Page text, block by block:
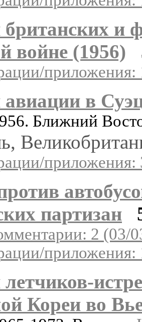
и
войне (1956)
приложения:
в
Ближний
приложения:
партизан
2 (03/
приложения:
Кореи во